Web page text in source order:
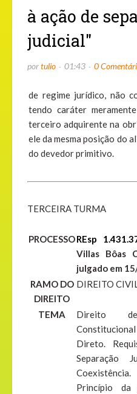
à ação de
judicial"
portulio 01:43 0
de regime jurídico, não
tendo caráter
terceiro adquirente na
ele da mesma posição do
do devedor primitivo.
TERCEIRA TURMA
PROCESSOREsp
Villas Bôas
julgado em
RAMO DO
DIREITO
DIREITO
TEMA
Direito
Direto.
Separação
Princípio da